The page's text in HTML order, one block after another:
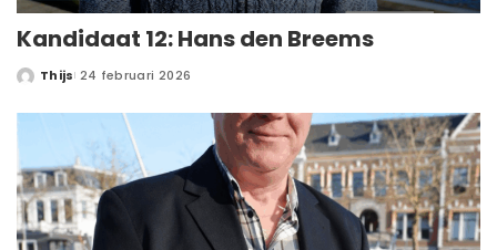
Kandidaat 12: Hans den Breems
Thijs 24 februari 2026